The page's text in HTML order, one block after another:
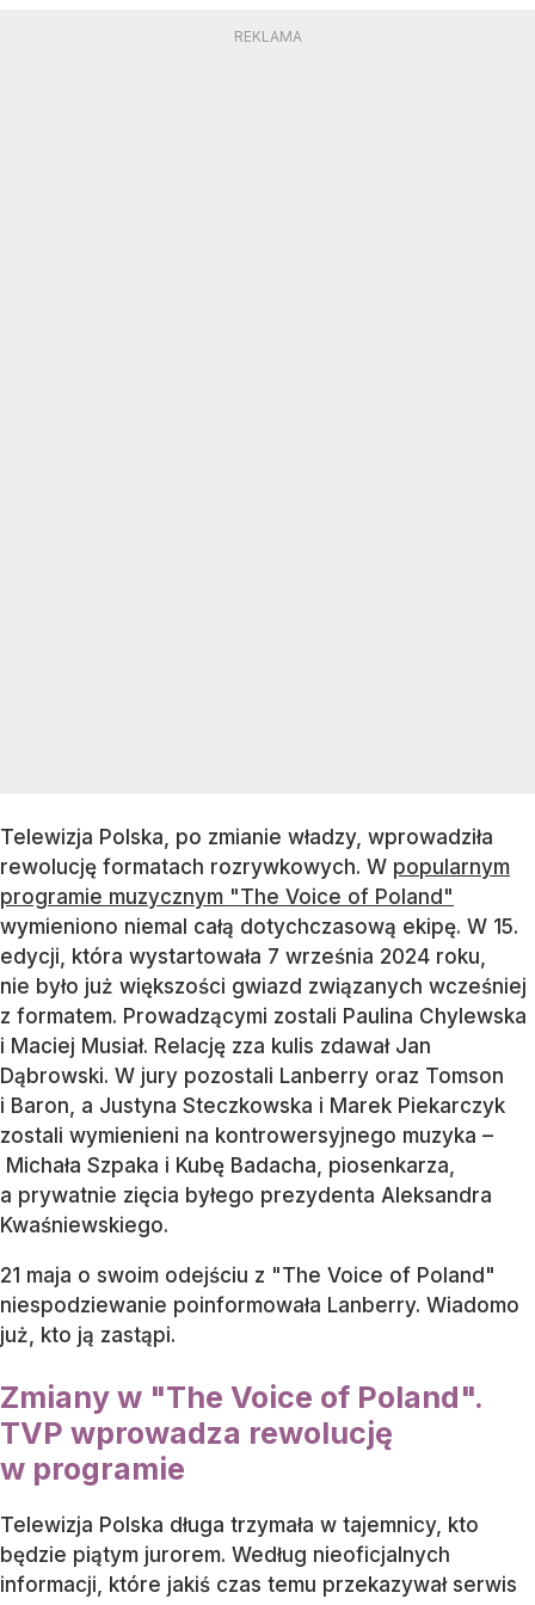
Telewizja Polska, po zmianie władzy, wprowadziła
rewolucję formatach rozrywkowych. W popularnym
programie muzycznym "The Voice of Poland"
wymieniono niemal całą dotychczasową ekipę. W 15.
edycji, która wystartowała 7 września 2024 roku,
nie było już większości gwiazd związanych wcześniej
z formatem. Prowadzącymi zostali Paulina Chylewska
i Maciej Musiał. Relację zza kulis zdawał Jan
Dąbrowski. W jury pozostali Lanberry oraz Tomson
i Baron, a Justyna Steczkowska i Marek Piekarczyk
zostali wymienieni na kontrowersyjnego muzyka –
Michała Szpaka i Kubę Badacha, piosenkarza,
a prywatnie zięcia byłego prezydenta Aleksandra
Kwaśniewskiego.
21 maja o swoim odejściu z "The Voice of Poland"
niespodziewanie poinformowała Lanberry. Wiadomo
już, kto ją zastąpi.
Zmiany w "The Voice of Poland".
TVP wprowadza rewolucję
w programie
Telewizja Polska długa trzymała w tajemnicy, kto
będzie piątym jurorem. Według nieoficjalnych
informacji, które jakiś czas temu przekazywał serwis